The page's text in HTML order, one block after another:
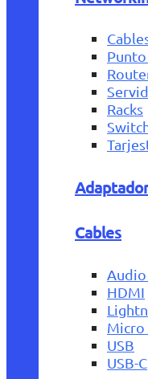
Punto
Racks
Cables
HDMI
Micro
USB
USB-C